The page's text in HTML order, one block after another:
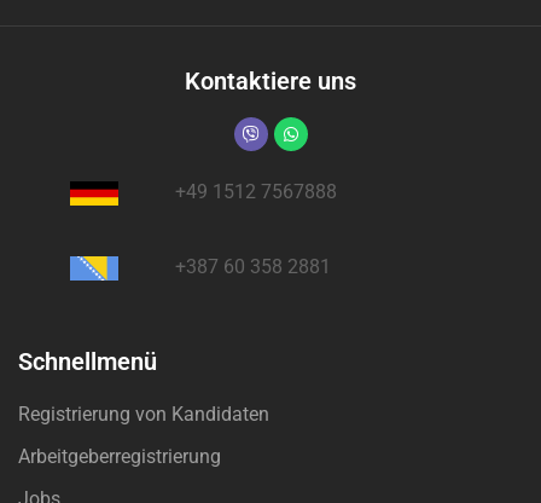
Kontaktiere uns
+49 1512 7567888
+387 60 358 2881
Schnellmenü
Registrierung von Kandidaten
Arbeitgeberregistrierung